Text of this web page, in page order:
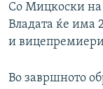
Со Мицкоски на
Владата ќе има
и
Во завршното